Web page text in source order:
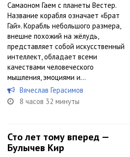
Самаоном Гаем с планеты Вестер.
Название корабля означает «Брат
Гай». Корабль небольшого размера,
внешне похожий на жёлудь,
представляет собой искусственный
интеллект, обладает всеми
качествами человеческого
мышления, эмоциями и...
Вячеслав Герасимов
8 часов 32 минуты
Сто лет тому вперед —
Булычев Кир